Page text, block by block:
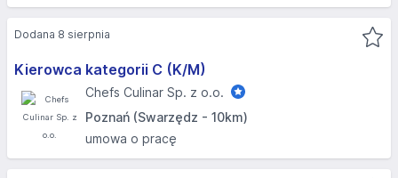
Kierowca kategorii C (K/M)
Chefs Culinar Sp. z o.o.
Poznań (Swarzędz - 10km)
umowa o pracę
Dodana 8 sierpnia